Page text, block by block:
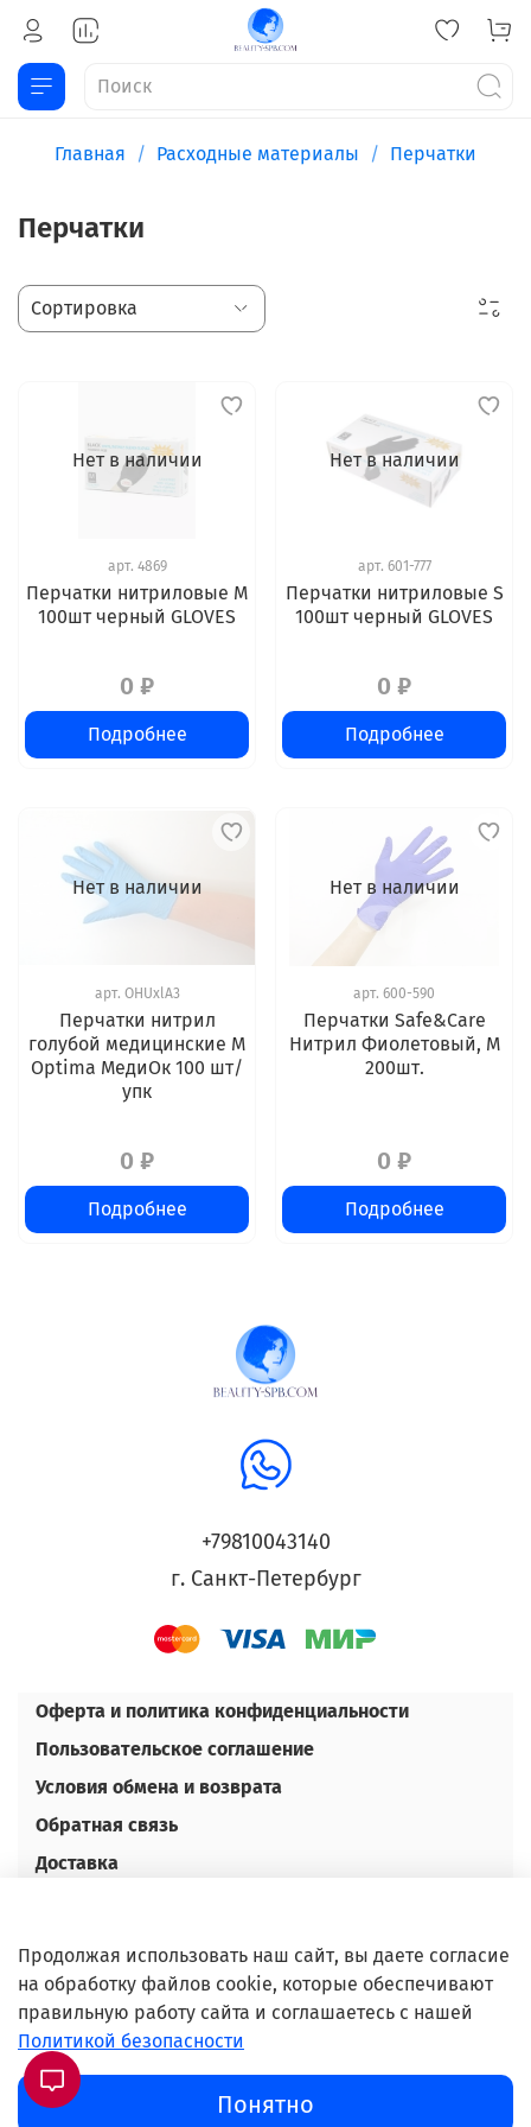
Главная Расходные материалы Перчатки
Перчатки
Нет в наличии
арт. 4869
Перчатки нитриловые M
100шт черный GLOVES
0 ₽
Подробнее
Нет в наличии
арт. 601-777
Перчатки нитриловые S
100шт черный GLOVES
0 ₽
Подробнее
Нет в наличии
арт. OHUxlA3
Перчатки нитрил
голубой медицинские М
Optima МедиОк 100 шт/
упк
0 ₽
Подробнее
Нет в наличии
арт. 600-590
Перчатки Safe&Care
Нитрил Фиолетовый, М
200шт.
0 ₽
Подробнее
+79810043140
г. Санкт-Петербург
Оферта и политика конфиденциальности
Пользовательское соглашение
Условия обмена и возврата
Обратная связь
Доставка
Оптовым покупателям
©Любое использование либо копирование
материалов или подборки материалов сайта,
элементов дизайна и оформления допускается
лишь с разрешения правообладателя и только со
Продолжая использовать наш сайт, вы даете согласие
на обработку файлов cookie, которые обеспечивают
правильную работу сайта и соглашаетесь с нашей
Политикой безопасности
Понятно